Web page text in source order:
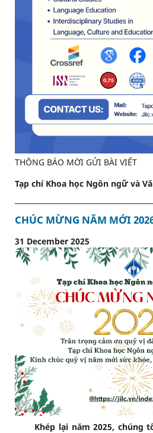
THÔNG BÁO MỜI GỬI BÀI VIẾT
Tạp chí Khoa học Ngôn ngữ và
CHÚC MỪNG NĂM MỚI
31 December 2025
Khép lại năm 2025, chúng